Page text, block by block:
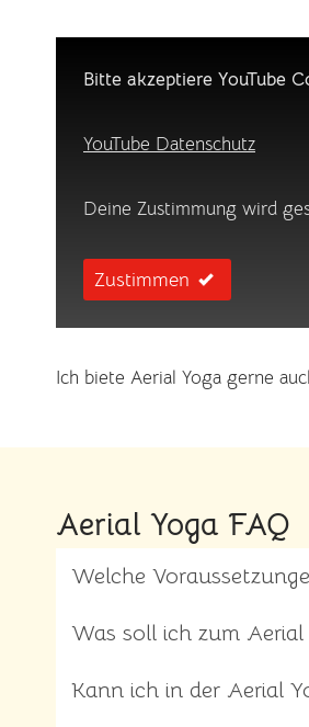
Bitte akzeptiere YouTube
YouTube Datenschutz
Deine Zustimmung wird
Zustimmen
Ich biete Aerial Yoga gerne
Aerial Yoga FAQ
Welche
Was soll ich zum
Kann ich in der Aerial